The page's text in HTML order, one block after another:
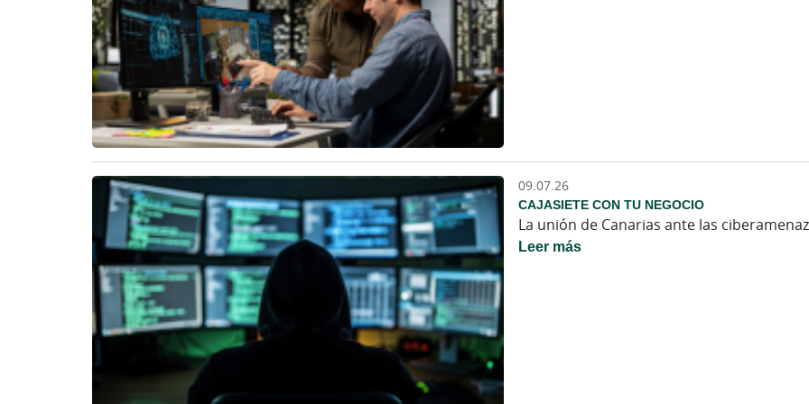
09.07.26
CAJASIETE CON TU NEGOCIO
La unión de Canarias ante las
Leer más